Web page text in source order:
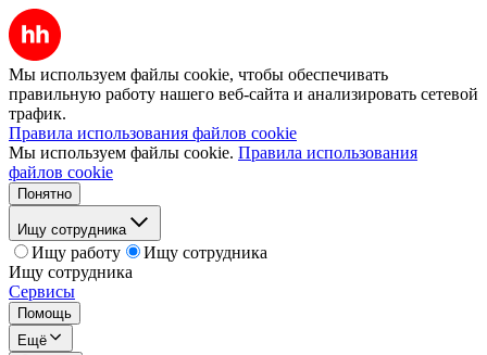
Мы используем файлы cookie, чтобы обеспечивать
правильную работу нашего веб-сайта и анализировать сетевой
трафик.
Правила использования файлов cookie
Мы используем файлы cookie. Правила использования
файлов cookie
Понятно
Ищу сотрудника
Ищу работу
Ищу сотрудника
Ищу сотрудника
Сервисы
Помощь
Ещё